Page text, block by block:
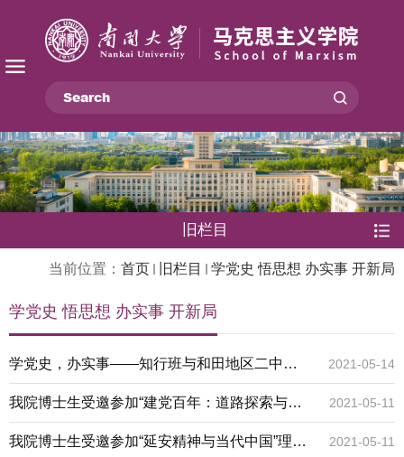
旧栏目
当前位置： 首页 旧栏目 学党史 悟思想 办实事 开新局
学党史 悟思想 办实事 开新局
学党史，办实事——知行班与和田地区二中开
展思政课线上观摩活动
2021-05-14
我院博士生受邀参加“建党百年：道路探索与理
论创新”研讨会
2021-05-11
我院博士生受邀参加“延安精神与当代中国”理论 2021-05-11